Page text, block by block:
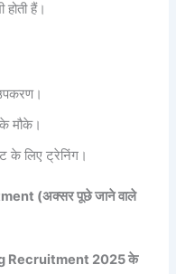
हैं।
मौके।
के लिए ट्रेनिंग।
(अक्सर पूछे जाने वाले
Recruitment 2025के